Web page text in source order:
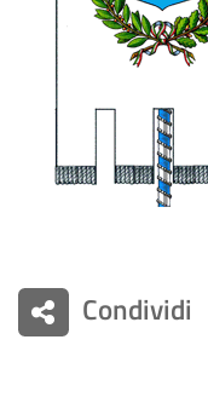
Condividi